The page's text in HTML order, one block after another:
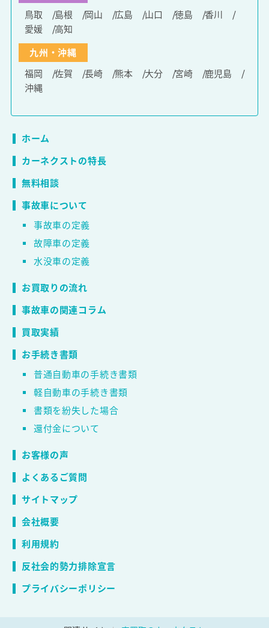
鳥取
島根 岡山 広島 山口 徳島
香川
愛媛
高知
九州・沖縄
福岡
佐賀 長崎 熊本 大分 宮崎
鹿児島
沖縄
ホーム
カーネクストの特長
無料相談
事故車について
事故車の定義
故障車の定義
水没車の定義
お買取りの流れ
事故車の関連コラム
買取実績
お手続き書類
普通自動車の手続き書類
軽自動車の手続き書類
書類を紛失した場合
還付金について
お客様の声
よくあるご質問
サイトマップ
会社概要
利用規約
反社会的勢力排除宣言
プライバシーポリシー